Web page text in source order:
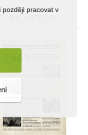
později pracovat v
KATEGORII: